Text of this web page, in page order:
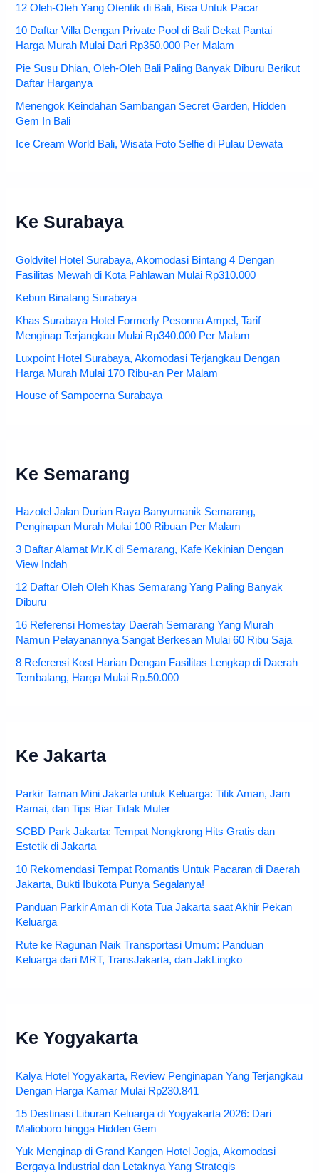
12 Oleh-Oleh Yang Otentik di Bali, Bisa Untuk Pacar
10 Daftar Villa Dengan Private Pool di Bali Dekat Pantai
Harga Murah Mulai Dari Rp350.000 Per Malam
Pie Susu Dhian, Oleh-Oleh Bali Paling Banyak Diburu Berikut
Daftar Harganya
Menengok Keindahan Sambangan Secret Garden, Hidden
Gem In Bali
Ice Cream World Bali, Wisata Foto Selfie di Pulau Dewata
Ke Surabaya
Goldvitel Hotel Surabaya, Akomodasi Bintang 4 Dengan
Fasilitas Mewah di Kota Pahlawan Mulai Rp310.000
Kebun Binatang Surabaya
Khas Surabaya Hotel Formerly Pesonna Ampel, Tarif
Menginap Terjangkau Mulai Rp340.000 Per Malam
Luxpoint Hotel Surabaya, Akomodasi Terjangkau Dengan
Harga Murah Mulai 170 Ribu-an Per Malam
House of Sampoerna Surabaya
Ke Semarang
Hazotel Jalan Durian Raya Banyumanik Semarang,
Penginapan Murah Mulai 100 Ribuan Per Malam
3 Daftar Alamat Mr.K di Semarang, Kafe Kekinian Dengan
View Indah
12 Daftar Oleh Oleh Khas Semarang Yang Paling Banyak
Diburu
16 Referensi Homestay Daerah Semarang Yang Murah
Namun Pelayanannya Sangat Berkesan Mulai 60 Ribu Saja
8 Referensi Kost Harian Dengan Fasilitas Lengkap di Daerah
Tembalang, Harga Mulai Rp.50.000
Ke Jakarta
Parkir Taman Mini Jakarta untuk Keluarga: Titik Aman, Jam
Ramai, dan Tips Biar Tidak Muter
SCBD Park Jakarta: Tempat Nongkrong Hits Gratis dan
Estetik di Jakarta
10 Rekomendasi Tempat Romantis Untuk Pacaran di Daerah
Jakarta, Bukti Ibukota Punya Segalanya!
Panduan Parkir Aman di Kota Tua Jakarta saat Akhir Pekan
Keluarga
Rute ke Ragunan Naik Transportasi Umum: Panduan
Keluarga dari MRT, TransJakarta, dan JakLingko
Ke Yogyakarta
Kalya Hotel Yogyakarta, Review Penginapan Yang Terjangkau
Dengan Harga Kamar Mulai Rp230.841
15 Destinasi Liburan Keluarga di Yogyakarta 2026: Dari
Malioboro hingga Hidden Gem
Yuk Menginap di Grand Kangen Hotel Jogja, Akomodasi
Bergaya Industrial dan Letaknya Yang Strategis